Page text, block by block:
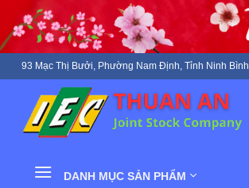
content
93 Mạc Thị Bưởi, Phường Nam Định, Tỉnh Ninh Bình
DANH MỤC SẢN PHẨM